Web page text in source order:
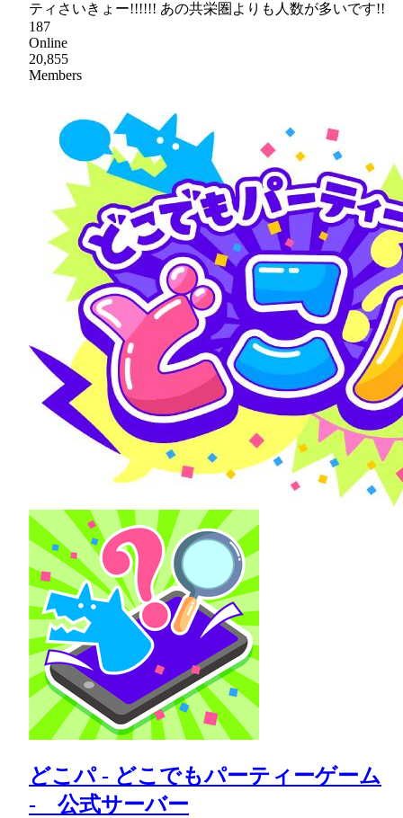
ティさいきょー!!!!!!឵឵឵ あの共栄圏よりも人数が多いです!!
187
Online
20,855
Members
どこパ - どこでもパーティーゲーム
- 公式サーバー